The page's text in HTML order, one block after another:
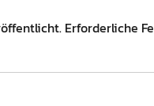
Erforderliche